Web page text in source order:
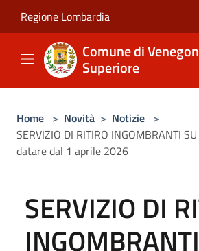
Regione Lombardia
Comune di
Superiore
Home > Novità > Notizie >
SERVIZIO DI RITIRO INGOMBRANTI
datare dal 1 aprile 2026
SERVIZIO DI